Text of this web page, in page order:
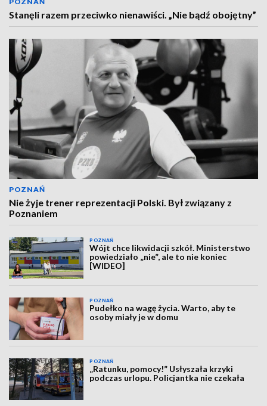
Stanęli razem przeciwko nienawiści. „Nie bądź obojętny”
POZNAŃ
Nie żyje trener reprezentacji Polski. Był związany z
Poznaniem
POZNAŃ
Wójt chce likwidacji szkół. Ministerstwo
powiedziało „nie”, ale to nie koniec
[WIDEO]
POZNAŃ
Pudełko na wagę życia. Warto, aby te
osoby miały je w domu
POZNAŃ
„Ratunku, pomocy!” Usłyszała krzyki
podczas urlopu. Policjantka nie czekała